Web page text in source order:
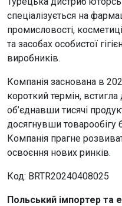
спеціалізується на
промисловості,
та засобах особистої
виробників.
Компанія заснована в
короткий термін, встигла
об’єднавши тисячі
досягнувши товарообігу
Компанія прагне
освоєння нових ринків.
Код: BRTR20240408025
Польський імпортер та